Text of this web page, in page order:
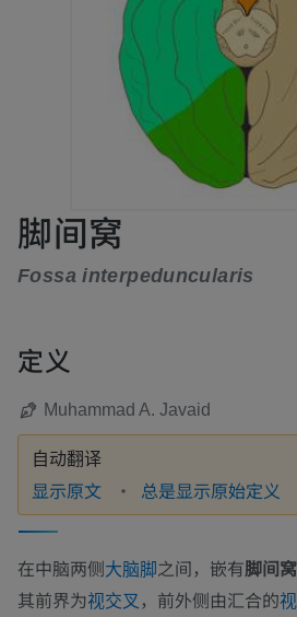
脚间窝
Fossa interpeduncularis
定义
Muhammad A. Javaid
自动翻译
显示原文 总是显示原始定义
在中脑两侧大脑脚之间，嵌有脚间窝
其前界为视交叉 ，前外侧由汇合的